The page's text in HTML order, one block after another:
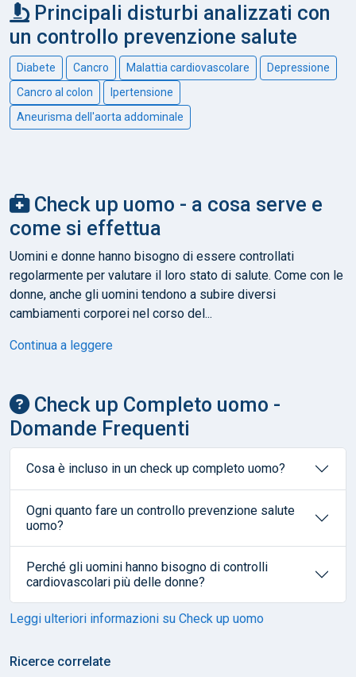
Principali disturbi analizzati con
un controllo prevenzione salute
Diabete Cancro Malattia cardiovascolare
Depressione
Cancro al colon
Ipertensione
Aneurisma dell'aorta addominale
Check up uomo - a cosa serve e
come si effettua
Uomini e donne hanno bisogno di essere controllati
regolarmente per valutare il loro stato di salute. Come con le
donne, anche gli uomini tendono a subire diversi
cambiamenti corporei nel corso del...
Continua a leggere
Check up Completo uomo -
Domande Frequenti
Cosa è incluso in un check up completo uomo?
Ogni quanto fare un controllo prevenzione salute
uomo?
Perché gli uomini hanno bisogno di controlli
cardiovascolari più delle donne?
Leggi ulteriori informazioni su Check up uomo
Ricerce correlate